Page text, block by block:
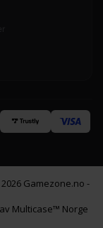
Gamezone.no -
Multicase™ Norge